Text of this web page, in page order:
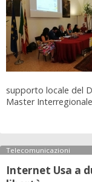
supporto locale del
Master
Telecomunicazioni
Internet Usa a